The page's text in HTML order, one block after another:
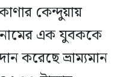
কেন্দুয়ায়
এক যুবককে
করেছে ভ্রাম্যমান